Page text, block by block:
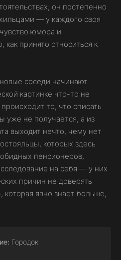
он постепенно
— у каждого своя
юмора и
как принято относиться к
соседи начинают
картинке что-то не
то, что списать
уже не получается, а из
выходит нечто, чему нет
которых здесь
пенсионеров,
на себя — у них
причин не доверять
которая явно знает больше,
Городок